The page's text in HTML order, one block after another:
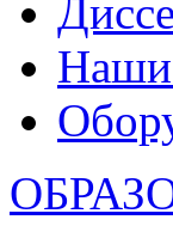
Наши